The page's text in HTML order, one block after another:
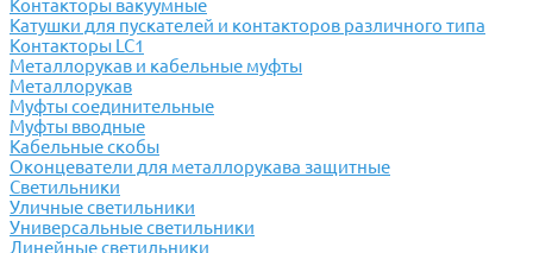
Контакторы вакуумные
Катушки для пускателей и контакторов различного типа
Контакторы LC1
Металлорукав и кабельные муфты
Металлорукав
Муфты соединительные
Муфты вводные
Кабельные скобы
Оконцеватели для металлорукава защитные
Светильники
Уличные светильники
Универсальные светильники
Линейные светильники